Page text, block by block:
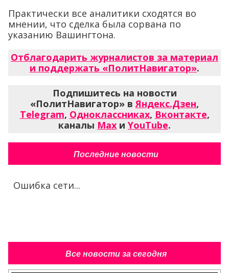
Практически все аналитики сходятся во
мнении, что сделка была сорвана по
указанию Вашингтона.
Отблагодарить журналистов за материал
и поддержать «ПолитНавигатор».
Подпишитесь на новости
«ПолитНавигатор» вЯндекс.Дзен,
Telegram, Одноклассниках, Вконтакте,
каналы Max и YouTube.
Последние новости
Ошибка сети...
Все новости за сегодня